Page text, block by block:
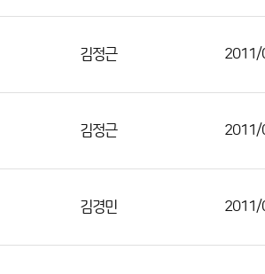
김정근 2011/
김정근 2011/
김경민 2011/